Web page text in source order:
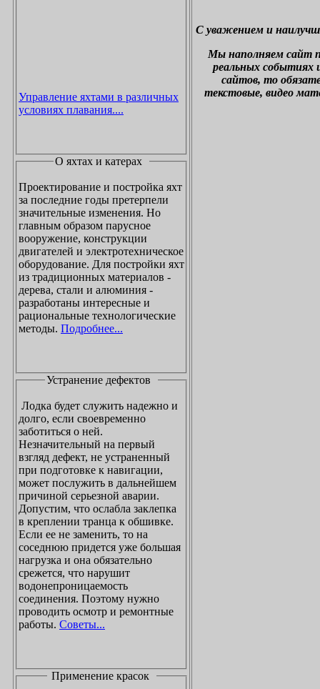
Управление яхтами в различных
условиях плавания....
О яхтах и катерах
Проектирование и постройка яхт
за последние годы претерпели
значительные изменения. Но
главным образом парусное
вооружение, конструкции
двигателей и электротехническое
оборудование. Для постройки яхт
из традиционных материалов -
дерева, стали и алюминия -
разработаны интересные и
рациональные технологические
методы. Подробнее...
Устранение дефектов
Лодка будет служить надежно и
долго, если своевременно
заботиться о ней.
Незначительный на первый
взгляд дефект, не устраненный
при подготовке к навигации,
может послужить в дальнейшем
причиной серьезной аварии.
Допустим, что ослабла заклепка
в креплении транца к обшивке.
Если ее не заменить, то на
соседнюю придется уже большая
нагрузка и она обязательно
срежется, что нарушит
водонепроницаемость
соединения. Поэтому нужно
проводить осмотр и ремонтные
работы. Советы...
Применение красок
С уважением и
Мы наполняем сайт
реальных событиях
сайтов, то
текстовые, видео